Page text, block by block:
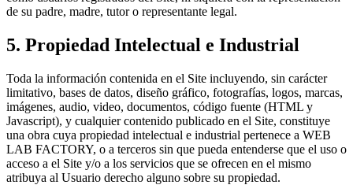
de su padre, madre, tutor o representante legal.
5. Propiedad Intelectual e Industrial
Toda la información contenida en el Site incluyendo, sin carácter
limitativo, bases de datos, diseño gráfico, fotografías, logos, marcas,
imágenes, audio, video, documentos, código fuente (HTML y
Javascript), y cualquier contenido publicado en el Site, constituye
una obra cuya propiedad intelectual e industrial pertenece a WEB
LAB FACTORY, o a terceros sin que pueda entenderse que el uso o
acceso a el Site y/o a los servicios que se ofrecen en el mismo
atribuya al Usuario derecho alguno sobre su propiedad.